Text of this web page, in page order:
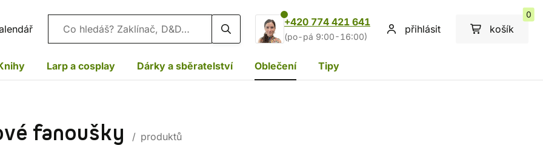
Vyhledávání
+420 774 421 641
(po-pá 9:00-16:00)
přihlásit košík
0
Larp a cosplay Dárky a sběratelství Oblečení Tipy
fanoušky
/ produktů